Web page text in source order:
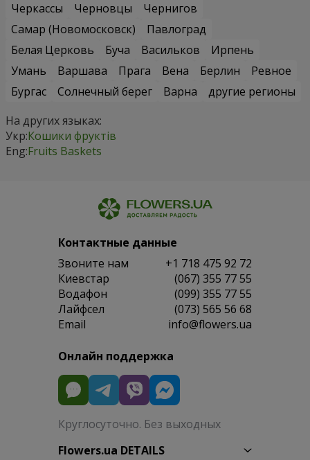
Черкассы
Черновцы
Чернигов
Самар (Новомосковск)
Павлоград
Белая Церковь
Буча Васильков
Ирпень
Умань
Варшава Прага Вена Берлин
Ревное
Бургас
Солнечный берег Варна
другие регионы
На других языках:
Укр:Кошики фруктів
Eng:Fruits Baskets
Контактные данные
Звоните нам
+1 718 475 92 72
Киевстар
(067) 355 77 55
Водафон
(099) 355 77 55
Лайфсел
(073) 565 56 68
Email
info@flowers.ua
Онлайн поддержка
Круглосуточно. Без выходных
Flowers.ua DETAILS